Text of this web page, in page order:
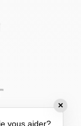
✕
vous aider?